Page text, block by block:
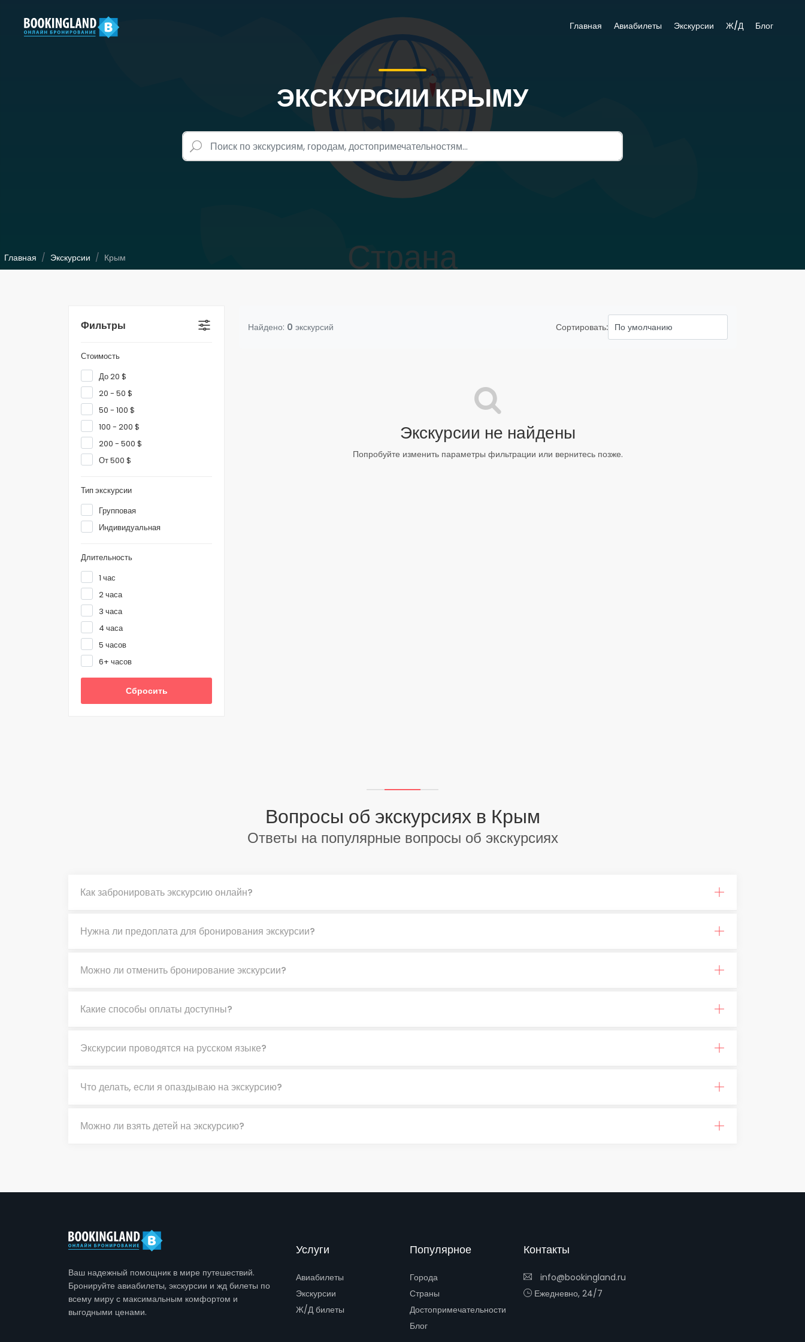
Главная Авиабилеты Экскурсии Ж/Д Блог
ЭКСКУРСИИ КРЫМУ
Главная Экскурсии Крым
Фильтры
Стоимость
До 20 $
20 - 50 $
50 - 100 $
100 - 200 $
200 - 500 $
От 500 $
Тип экскурсии
Групповая
Индивидуальная
Длительность
1 час
2 часа
3 часа
4 часа
5 часов
6+ часов
Сбросить
Найдено: 0 экскурсий Сортировать:
Экскурсии не найдены
Попробуйте изменить параметры фильтрации или вернитесь позже.
Вопросы об экскурсиях в Крым
Ответы на популярные вопросы об экскурсиях
Как забронировать экскурсию онлайн?
Нужна ли предоплата для бронирования экскурсии?
Можно ли отменить бронирование экскурсии?
Какие способы оплаты доступны?
Экскурсии проводятся на русском языке?
Что делать, если я опаздываю на экскурсию?
Можно ли взять детей на экскурсию?
Ваш надежный помощник в мире путешествий.
Бронируйте авиабилеты, экскурсии и жд билеты по
всему миру с максимальным комфортом и
выгодными ценами.
Услуги
Авиабилеты
Экскурсии
Ж/Д билеты
Популярное
Города
Страны
Достопримечательности
Блог
Контакты
info@bookingland.ru
Ежедневно, 24/7